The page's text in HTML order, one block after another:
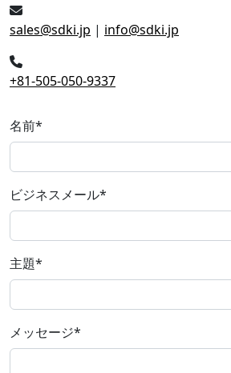
sales@sdki.jp | info@sdki.jp
+81-505-050-9337
名前*
ビジネスメール*
主題*
メッセージ*